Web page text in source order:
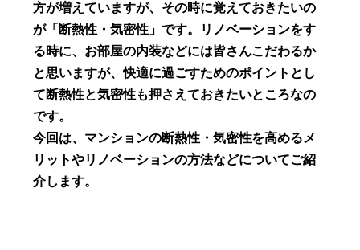
方が増えていますが、その時に覚えておきたいの
が「断熱性・気密性」です。リノベーションをす
る時に、お部屋の内装などには皆さんこだわるか
と思いますが、快適に過ごすためのポイントとし
て断熱性と気密性も押さえておきたいところなの
です。
今回は、マンションの断熱性・気密性を高めるメ
リットやリノベーションの方法などについてご紹
介します。